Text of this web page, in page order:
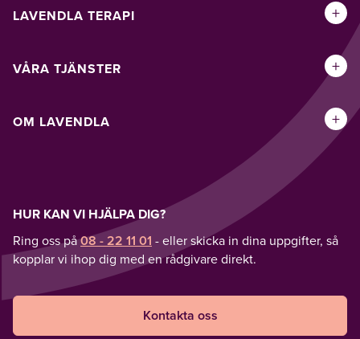
LAVENDLA TERAPI +
VÅRA TJÄNSTER +
OM LAVENDLA +
HUR KAN VI HJÄLPA DIG?
Ring oss på08 - 22 11 01 - eller skicka in dina uppgifter, så
kopplar vi ihop dig med en rådgivare direkt.
Kontakta oss